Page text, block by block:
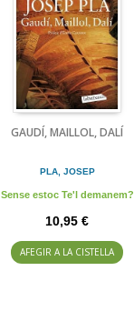
GAUDÍ, MAILLOL, DALÍ
PLA, JOSEP
Sense estoc Te'l demanem?
10,95 €
AFEGIR A LA CISTELLA